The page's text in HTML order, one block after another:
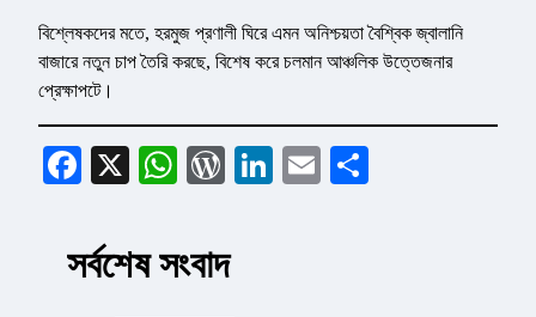
বিশ্লেষকদের মতে, হরমুজ প্রণালী ঘিরে এমন অনিশ্চয়তা বৈশ্বিক জ্বালানি
বাজারে নতুন চাপ তৈরি করছে, বিশেষ করে চলমান আঞ্চলিক উত্তেজনার
প্রেক্ষাপটে।
Facebook
X WhatsApp
WordPress
LinkedIn
Email
সর্বশেষ সংবাদ